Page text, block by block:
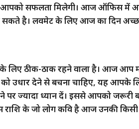
आपको सफलता मिलेगी। आज ऑफिस में
है। लवमेट के लिए आज का दिन
लिए ठीक-ठाक रहने वाला है। आज आप
उधार देने से बचना चाहिए, यह आपके
ज्यादा ध्यान दें। इससे आपको जरूरी
के जो लोग कवि है आज उनकी किसी